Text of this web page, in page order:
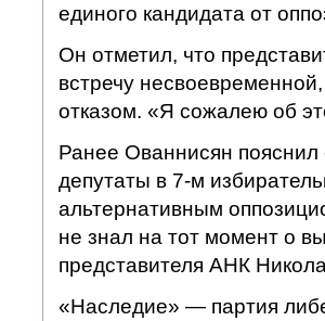
единого кандидата от
Он отметил, что
встречу
отказом. «Я сожалею об
Ранее Ованнисян
депутаты в 7-м
альтернативным
не знал на тот момент о
представителя АНК
«Наследие» — партия